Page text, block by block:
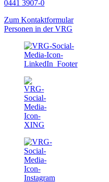
0441 3907-0
Zum Kontaktformular
Personen in der VRG